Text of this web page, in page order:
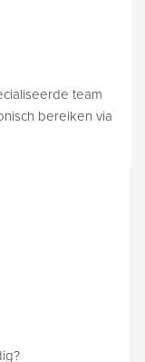
team
bereiken via